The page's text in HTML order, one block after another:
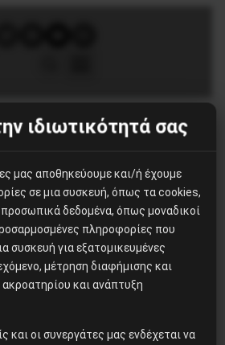
κυβέρνηση
της συμφοράς
δεν θα σώσει από την
αλλά και την κυβέρνηση της
ιδιωτικότητά σας
μας αποθηκεύουμε και/ή έχουμε
σε μια συσκευή, όπως τα cookies,
δεδομένα, όπως μοναδικοί
πληροφορίες που
συσκευή για εξατομικευμένες
μέτρηση διαφήμισης και
και ανάπτυξη
και οι συνεργάτες μας ενδέχεται να